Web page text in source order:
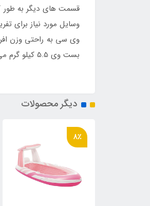
قسمت های دیگر به طور
وسایل مورد نیاز برای
بست وی 5.5 کیلو گرم می باشد و جا به جایی آن بسیار ساده صورت می گیرد.
دیگر محصولات
8٪